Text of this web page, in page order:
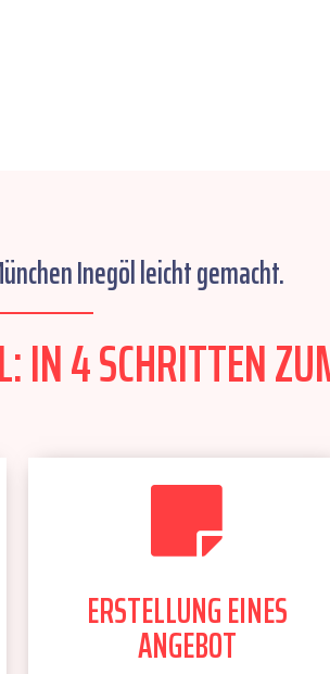
Inegöl leicht gemacht.
IN 4 SCHRITTEN
ERSTELLUNG EINES
ANGEBOT